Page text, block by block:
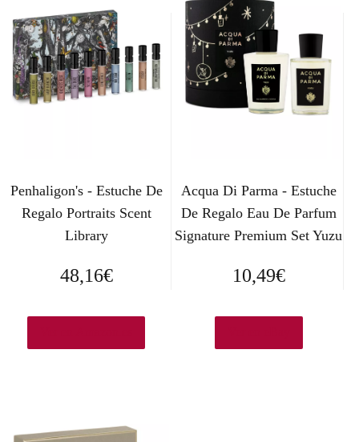
Penhaligon's - Estuche De
Regalo Portraits Scent
Library
48,16€
Acqua Di Parma - Estuche
De Regalo Eau De Parfum
Signature Premium Set Yuzu
10,49€